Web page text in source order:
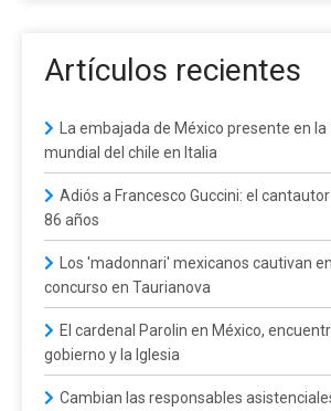
Artículos recientes
La embajada de México presente en la
mundial del chile en Italia
Adiós a Francesco Guccini: el
86 años
Los 'madonnari' mexicanos cautivan
concurso en Taurianova
El cardenal Parolin en México,
gobierno y la Iglesia
Cambian las responsables